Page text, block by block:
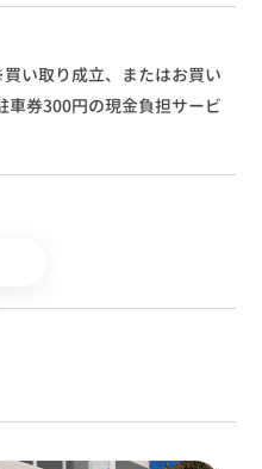
い取り成立、またはお買い
車券300円の現金負担サービ